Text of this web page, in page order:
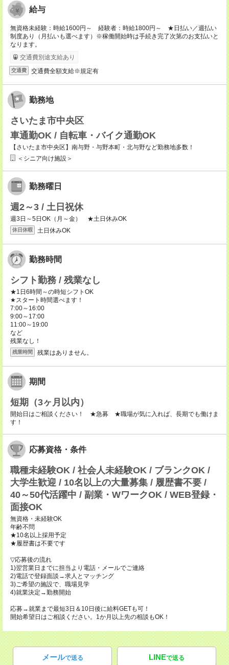
給与
無資格未経験：時給1600円～ 経験者：時給1800円～ ★日払い／週払い
制度あり（月払いも選べます）※稼働開始時は手続き完了次第のお支払いと
なります。
交通費別途支給あり
交通費 交通費全額支給※規定有
勤務地
さいたま市中央区
車通勤OK / 自転車・バイク通勤OK
【さいたま市中央区】南与野・与野本町・北与野など勤務地多数！
＜シニア向け施設＞
勤務曜日
週2～3 / 土日祝休
週3日～5日OK（月～金） ★土日休みOK
休日休暇 土日休みOK
勤務時間
シフト勤務 / 残業なし
★1日6時間～の時短シフトOK
★スタート時間選べます！
7:00～16:00
9:00～17:00
11:00～19:00
など
残業なし！
残業時間 残業はありません。
期間
短期（3ヶ月以内）
開始日はご相談ください！ ★急募 ★職場が気に入れば、長期でも働けま
す！
応募資格・条件
職種未経験OK / 社会人未経験OK / ブランクOK /
大学生歓迎 / 10名以上の大量募集 / 履歴書不要 /
40～50代活躍中 / 副業・WワークOK / WEB登録・
面接OK
無資格・未経験OK
年齢不問
★10名以上採用予定
★履歴書は不要です
▽応募後の流れ
1)翌営業日までに担当より電話・メールでご連絡
2)電話で登録面談→求人とマッチング
3)ご希望の施設で、職場見学
4)就業決定→勤務開始
応募→就業まで最短3日＆10日後に給料GETも可！
開始希望日はご相談ください。1か月以上先の相談もOK！
メールで送る LINEで送る